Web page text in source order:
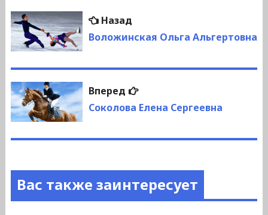
Навигация
по
записям
НазадПредыдущая
запись:
Воложинская Ольга Альгертовна
Вперед
Следующая
запись:
Соколова Елена Сергеевна
Вас также заинтересует